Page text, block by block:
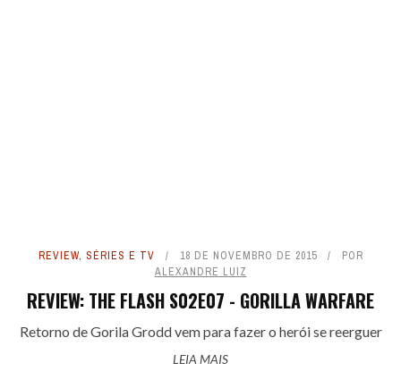
REVIEW, SÉRIES E TV 18 DE NOVEMBRO DE 2015
POR
ALEXANDRE LUIZ
REVIEW: THE FLASH S02E07 - GORILLA WARFARE
Retorno de Gorila Grodd vem para fazer o herói se reerguer
LEIA MAIS